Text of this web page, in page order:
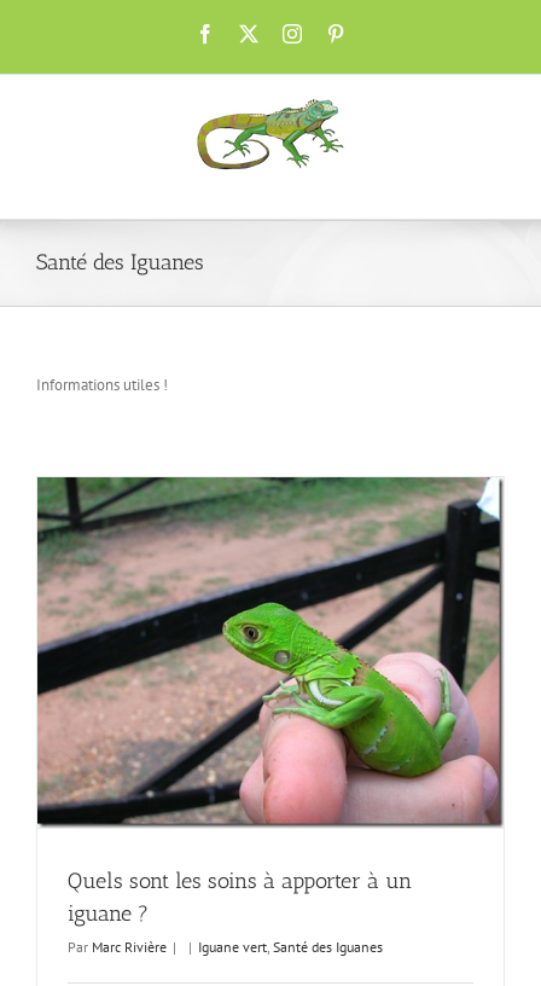
Facebook Instagram
Santé des Iguanes
Informations utiles !
Quels sont les soins à apporter à un
iguane ?
Par Marc Rivière | | Iguane vert, Santé des Iguanes